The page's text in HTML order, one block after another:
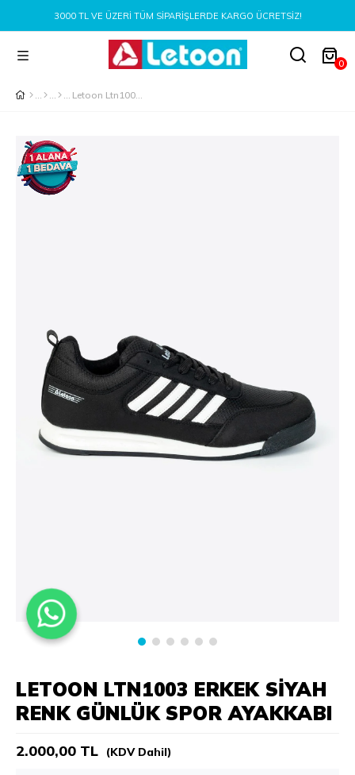
3000 TL VE ÜZERI TÜM SIPARIŞLERDE KARGO ÜCRETSIZ!
0
Letoon Ltn1003 Erkek Siyah Renk Günlük Spor Ayakkabı
LETOON LTN1003 ERKEK SIYAH
RENK GÜNLÜK SPOR AYAKKABI
2.000,00 TL (KDV Dahil)